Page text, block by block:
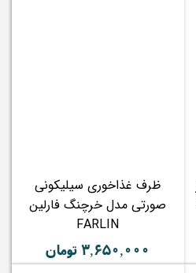
ظرف غذاخوری سیلیکونی
صورتی مدل خرچنگ فارلین
FARLIN
۳,۶۵۰,۰۰۰ تومان